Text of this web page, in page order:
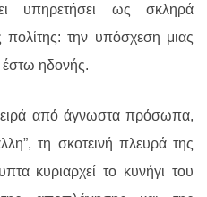
υπηρετήσει ως σκληρά
πολίτης: την υπόσχεση μιας
έστω ηδονής.
από άγνωστα πρόσωπα,
τη σκοτεινή πλευρά της
κυριαρχεί το κυνήγι του